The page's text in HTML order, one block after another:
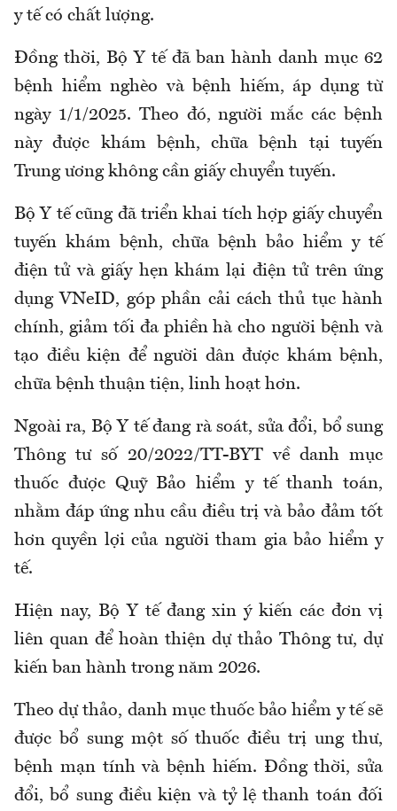
y tế có chất lượng.
Đồng thời, Bộ Y tế đã ban hành danh mục 62
bệnh hiểm nghèo và bệnh hiếm, áp dụng từ
ngày 1/1/2025. Theo đó, người mắc các bệnh
này được khám bệnh, chữa bệnh tại tuyến
Trung ương không cần giấy chuyển tuyến.
Bộ Y tế cũng đã triển khai tích hợp giấy chuyển
tuyến khám bệnh, chữa bệnh bảo hiểm y tế
điện tử và giấy hẹn khám lại điện tử trên ứng
dụng VNeID, góp phần cải cách thủ tục hành
chính, giảm tối đa phiền hà cho người bệnh và
tạo điều kiện để người dân được khám bệnh,
chữa bệnh thuận tiện, linh hoạt hơn.
Ngoài ra, Bộ Y tế đang rà soát, sửa đổi, bổ sung
Thông tư số 20/2022/TT-BYT về danh mục
thuốc được Quỹ Bảo hiểm y tế thanh toán,
nhằm đáp ứng nhu cầu điều trị và bảo đảm tốt
hơn quyền lợi của người tham gia bảo hiểm y
tế.
Hiện nay, Bộ Y tế đang xin ý kiến các đơn vị
liên quan để hoàn thiện dự thảo Thông tư, dự
kiến ban hành trong năm 2026.
Theo dự thảo, danh mục thuốc bảo hiểm y tế sẽ
được bổ sung một số thuốc điều trị ung thư,
bệnh mạn tính và bệnh hiếm. Đồng thời, sửa
đổi, bổ sung điều kiện và tỷ lệ thanh toán đối